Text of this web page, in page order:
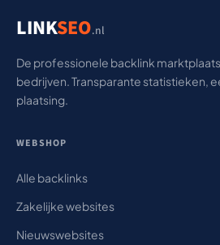
LINKSEO.nl
De professionele backlink
bedrijven. Transparante statistieken,
plaatsing.
WEBSHOP
Alle backlinks
Zakelijke websites
Nieuwswebsites